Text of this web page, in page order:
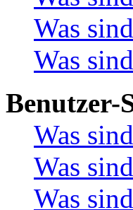
Was
Was
Benutzer-
Was
Was
Was